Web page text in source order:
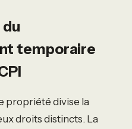
temporaire
propriété divise la
droits distincts. La